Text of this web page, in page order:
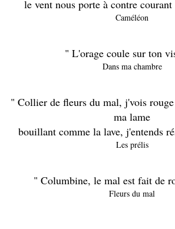
le vent nous porte à contre
Caméléon
" L'orage coule sur ton
Dans ma chambre
" Collier de fleurs du mal, j'vois
ma lame
bouillant comme la lave, j'entends
Les prélis
" Columbine, le mal est fait de
Fleurs du mal